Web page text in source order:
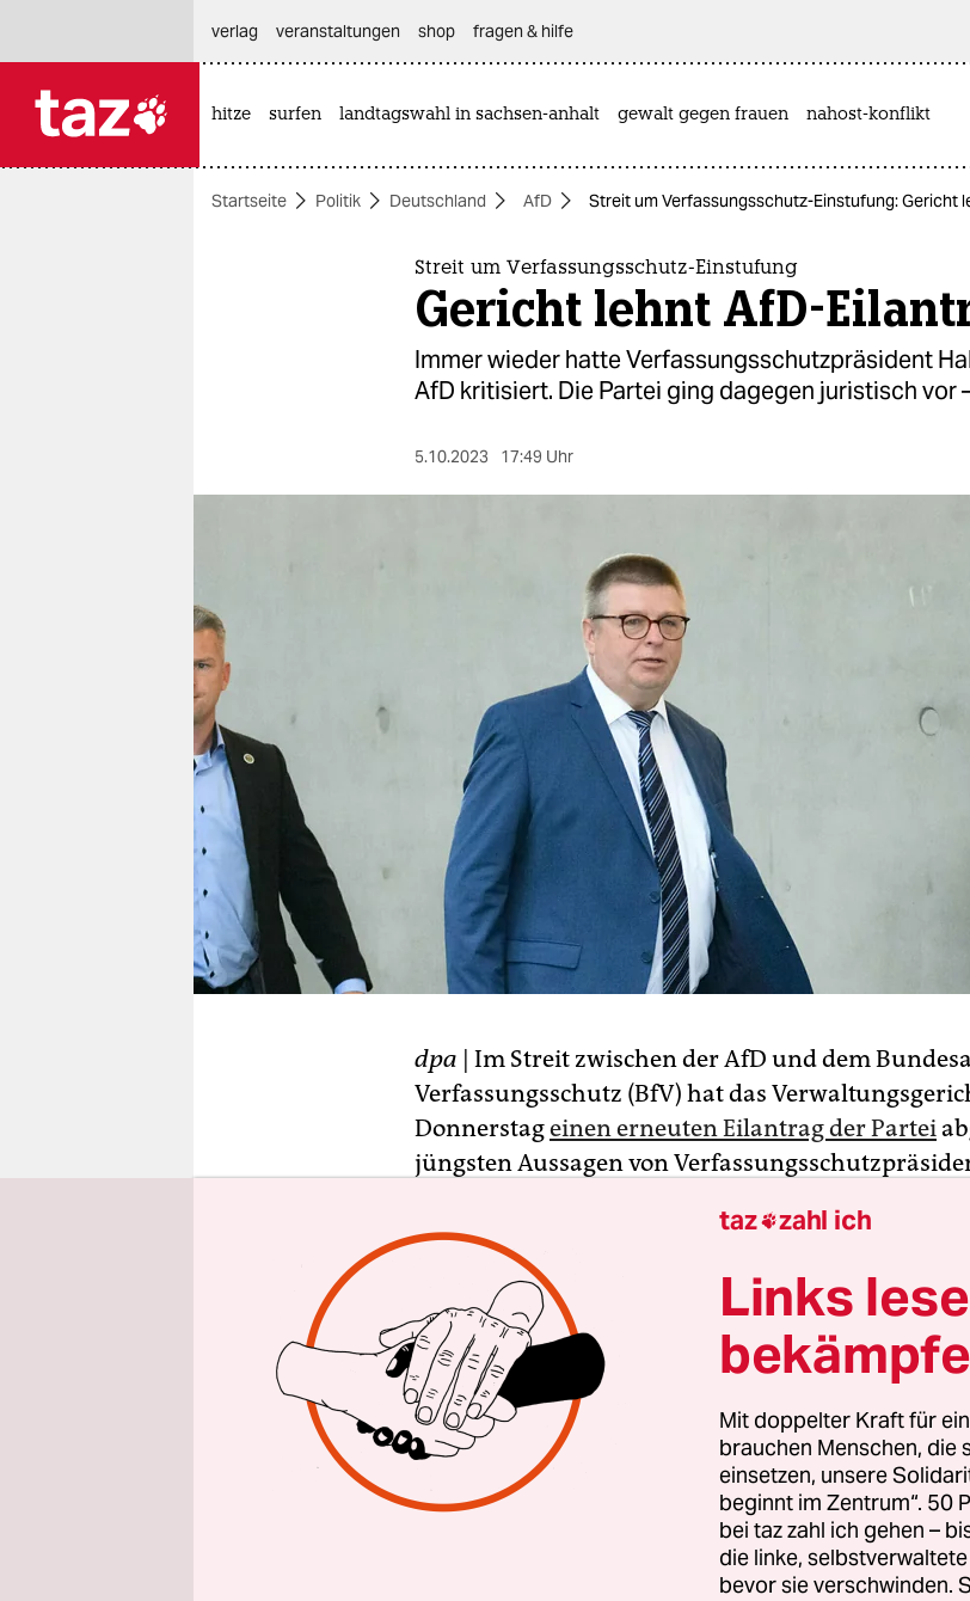
themen
wahrheit
verlag
verlag
veranstaltungen
shop
fragen & hilfe
unterstützen
abo
verlag
veranstaltungen shop fragen & hilfe
hitze surfen landtagswahl in sachsen-anhalt gewalt gegen frauen nahost-konflikt
Startseite Politik Deutschland AfD Streit um Verfassungsschutz-Einstufung: Gericht
Streit um Verfassungsschutz-Einstufung
Gericht lehnt AfD-
Immer wieder hatte Verfassungsschutzpräsident
AfD kritisiert. Die Partei ging dagegen juristisch vor
5.10.2023 17:49 Uhr
dpa | Im Streit zwischen der AfD und dem
Verfassungsschutz (BfV) hat das
Donnerstageinen erneuten Eilantrag der Partei
jüngsten Aussagen von
der Verfassungsschutz die Partei vom
extremistischen Bestrebung“ hochstufen will.
In den vergangenen Monaten hatte sich
kritisch zur AfD geäußert
. Das
diese Äußerungen gäben keinen Grund zu der
Verfassungsschutz die behördeninterne
Verdachtsfall
geändert habe. Im Gegenteil habe
Verfassungsschutz noch im Mai bekräftigt, dass
Hochstufung derzeit nicht beabsichtigt sei. Gegen
Beschwerde beim nordrhein-westfälischen
taz zahl ich
Links
Mit doppelter Kraft für
brauchen Menschen, die
einsetzen, unsere
beginnt im Zentrum“. 50
bei taz zahl ich gehen –
die linke,
bevor sie verschwinden.